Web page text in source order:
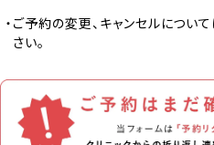
ご予約の変更、キャンセルについ
さい。